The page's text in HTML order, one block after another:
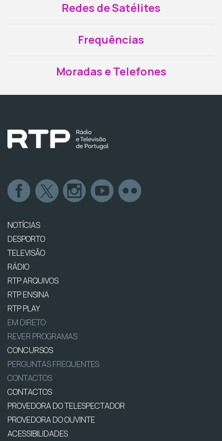
Redes de Satélites
Frequências
Moradas e Telefones
NOTÍCIAS
DESPORTO
TELEVISÃO
RÁDIO
RTP ARQUIVOS
RTP ENSINA
RTP PLAY
EM DIRETO
REVER PROGRAMAS
CONCURSOS
PERGUNTAS FREQUENTES
CONTACTOS
CONTACTOS
PROVEDORA DO TELESPECTADOR
PROVEDORA DO OUVINTE
ACESSIBILIDADES